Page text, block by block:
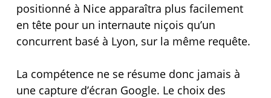
positionné à Nice apparaîtra plus facilement
en tête pour un internaute niçois qu’un
concurrent basé à Lyon, sur la même requête.
La compétence ne se résume donc jamais à
une capture d’écran Google. Le choix des